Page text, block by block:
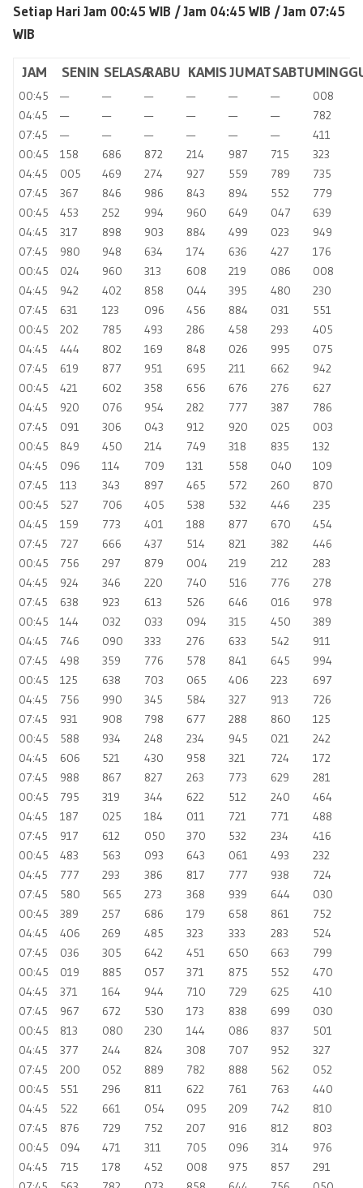
Setiap Hari Jam 00:45 WIB /Jam 04:45 WIB / Jam 07:45
WIB
JAM SENIN SELASARABU KAMISJUMATSABTU
00:45 — — — — — —
008
04:45
— — — — — —
782
07:45
— — — — — —
411
00:45
158 686 872 214 987 715
323
04:45
005 469 274 927 559 789
735
07:45
367 846 986 843 894 552
779
00:45
453 252 994 960 649 047
639
04:45
317 898 903 884 499 023
949
07:45
980 948 634 174 636 427
176
00:45
024 960 313 608 219 086
008
04:45
942 402 858 044 395 480
230
07:45
631 123 096 456 884 031
551
00:45
202 785 493 286 458 293
405
04:45
444 802 169 848 026 995
075
07:45
619 877 951 695 211 662
942
00:45
421 602 358 656 676 276
627
04:45
920 076 954 282 777 387
786
07:45
091 306 043 912 920 025
003
00:45
849 450 214 749 318 835
132
04:45
096 114 709 131 558 040
109
07:45
113 343 897 465 572 260
870
00:45
527 706 405 538 532 446
235
04:45
159 773 401 188 877 670
454
07:45
727 666 437 514 821 382
446
00:45
756 297 879 004 219 212
283
04:45
924 346 220 740 516 776
278
07:45
638 923 613 526 646 016
978
00:45
144 032 033 094 315 450
389
04:45
746 090 333 276 633 542
911
07:45
498 359 776 578 841 645
994
00:45
125 638 703 065 406 223
697
04:45
756 990 345 584 327 913
726
07:45
931 908 798 677 288 860
125
00:45
588 934 248 234 945 021
242
04:45
606 521 430 958 321 724
172
07:45
988 867 827 263 773 629
281
00:45
795 319 344 622 512 240
464
04:45
187 025 184 011 721 771
488
07:45
917 612 050 370 532 234
416
00:45
483 563 093 643 061 493
232
04:45
777 293 386 817 777 938
724
07:45
580 565 273 368 939 644
030
00:45
389 257 686 179 658 861
752
04:45
406 269 485 323 333 283
524
07:45
036 305 642 451 650 663
799
00:45
019 885 057 371 875 552
470
04:45
371 164 944 710 729 625
410
07:45
967 672 530 173 838 699
030
00:45
813 080 230 144 086 837
501
04:45
377 244 824 308 707 952
327
07:45
200 052 889 782 888 562
052
00:45
551 296 811 622 761 763
440
04:45
522 661 054 095 209 742
810
07:45
876 729 752 207 916 812
803
00:45
094 471 311 705 096 314
976
04:45
715 178 452 008 975 857
291